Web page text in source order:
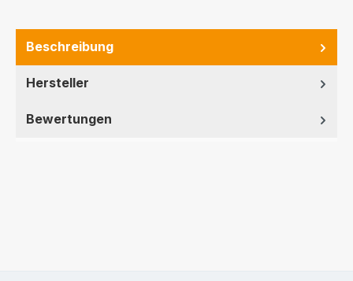
Beschreibung
Hersteller
Bewertungen